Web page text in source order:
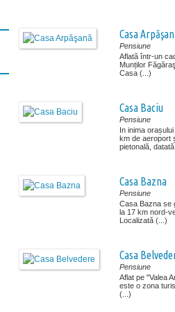
Casa
Pensiune
Aflată într-un
Munților
Casa (...)
Casa Baciu
Pensiune
In inima
km de aeroport
pietonală,
Casa Bazna
Pensiune
Casa Bazna se
la 17 km nord-
Localizată (...)
Casa
Pensiune
Aflat pe "Valea
este o zona
(...)